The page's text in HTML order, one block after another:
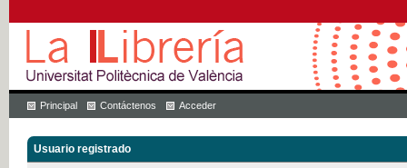
Principal Contáctenos Acceder
Usuario registrado